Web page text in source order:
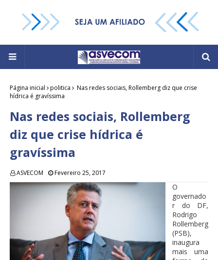
Página inicial politica
Nas redes sociais, Rollemberg diz que crise
hídrica é gravíssima
Nas redes sociais, Rollemberg
diz que crise hídrica é
gravíssima
ASVECOM Fevereiro 25, 2017
O
governado
r do DF,
Rodrigo
Rollemberg
(PSB),
inaugura
mais uma